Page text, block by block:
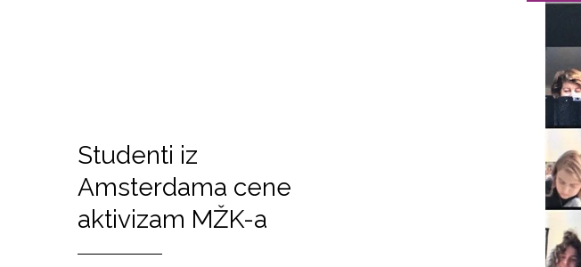
Studenti iz
Amsterdama cene
aktivizam MŽK-a